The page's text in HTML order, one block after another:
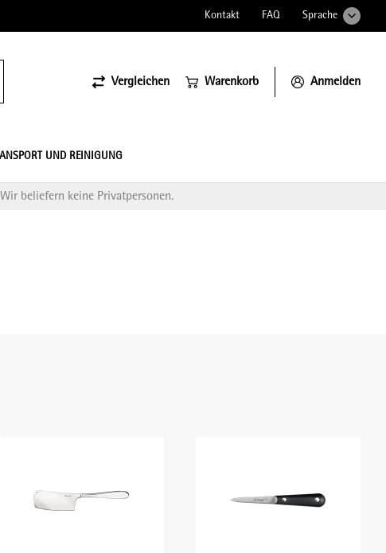
Kontakt FAQ Sprache
Vergleichen Warenkorb Anmelden
UND REINIGUNG
beliefern keine Privatpersonen.